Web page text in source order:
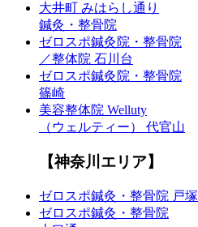
大井町 みはらし通り
鍼灸・整骨院
ゼロスポ鍼灸院・整骨院
／整体院 石川台
ゼロスポ鍼灸院・整骨院
篠崎
美容整体院 Welluty
（ウェルティー） 代官山
【神奈川エリア】
ゼロスポ鍼灸・整骨院 戸塚
ゼロスポ鍼灸・整骨院